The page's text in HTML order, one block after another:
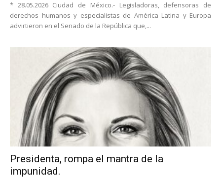
* 28.05.2026 Ciudad de México.- Legisladoras, defensoras de
derechos humanos y especialistas de América Latina y Europa
advirtieron en el Senado de la República que,...
Presidenta, rompa el mantra de la
impunidad.